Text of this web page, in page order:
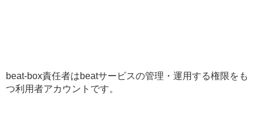
beat-box責任者はbeatサービスの管理・運用する権限をも
つ利用者アカウントです。